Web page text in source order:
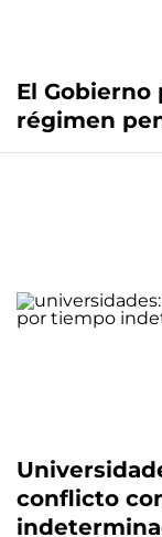
El
régimen
conflicto